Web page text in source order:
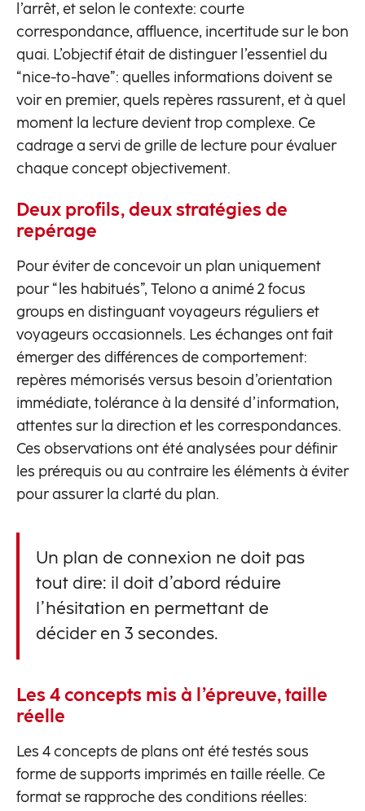
l’arrêt, et selon le contexte: courte
correspondance, affluence, incertitude sur le bon
quai. L’objectif était de distinguer l’essentiel du
“nice-to-have”: quelles informations doivent se
voir en premier, quels repères rassurent, et à quel
moment la lecture devient trop complexe. Ce
cadrage a servi de grille de lecture pour évaluer
chaque concept objectivement.
Deux profils, deux stratégies de
repérage
Pour éviter de concevoir un plan uniquement
pour “les habitués”, Telono a animé 2 focus
groups en distinguant voyageurs réguliers et
voyageurs occasionnels. Les échanges ont fait
émerger des différences de comportement:
repères mémorisés versus besoin d’orientation
immédiate, tolérance à la densité d’information,
attentes sur la direction et les correspondances.
Ces observations ont été analysées pour définir
les prérequis ou au contraire les éléments à éviter
pour assurer la clarté du plan.
Un plan de connexion ne doit pas
tout dire: il doit d’abord réduire
l’hésitation en permettant de
décider en 3 secondes.
Les 4 concepts mis à l’épreuve, taille
réelle
Les 4 concepts de plans ont été testés sous
forme de supports imprimés en taille réelle. Ce
format se rapproche des conditions réelles: